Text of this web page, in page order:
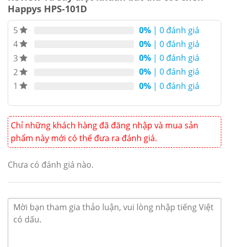
Tủ sấy diệt khuẩn bát đĩa cốc chén Happys HPS-101D
Happys HPS-101D
5 0% | 0 đánh giá
4
0% | 0 đánh giá
3
0% | 0 đánh giá
2
0% | 0 đánh giá
1
0% | 0 đánh giá
Chỉ những khách hàng đã đăng nhập và mua sản
phẩm này mới có thể đưa ra đánh giá.
Chưa có đánh giá nào.